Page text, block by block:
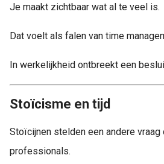
Je maakt zichtbaar wat al te veel is.
Dat voelt als falen van time
In werkelijkheid ontbreekt een
Stoïcisme en tijd
Stoïcijnen stelden een andere vraag
professionals.